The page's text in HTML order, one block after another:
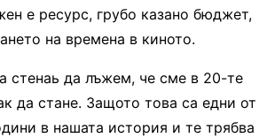
е ресурс, грубо казано бюджет,
на времена в киното.
стенаь да лъжем, че сме в 20-те
да стане. Защото това са едни от
в нашата история и те трябва